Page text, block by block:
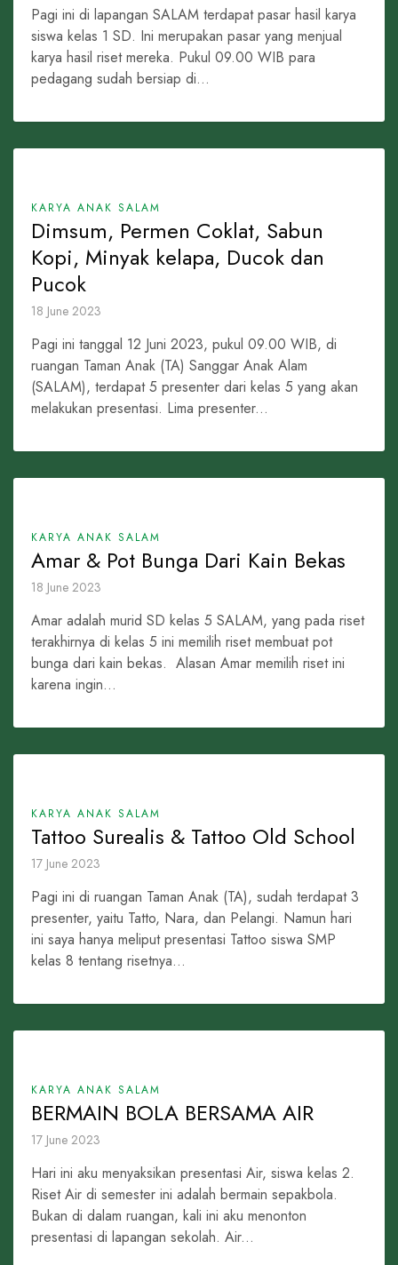
Pagi ini di lapangan SALAM terdapat pasar hasil karya
siswa kelas 1 SD. Ini merupakan pasar yang menjual
karya hasil riset mereka. Pukul 09.00 WIB para
pedagang sudah bersiap di...
KARYA ANAK SALAM
Dimsum, Permen Coklat, Sabun
Kopi, Minyak kelapa, Ducok dan
Pucok
18 June 2023
Pagi ini tanggal 12 Juni 2023, pukul 09.00 WIB, di
ruangan Taman Anak (TA) Sanggar Anak Alam
(SALAM), terdapat 5 presenter dari kelas 5 yang akan
melakukan presentasi. Lima presenter...
KARYA ANAK SALAM
Amar & Pot Bunga Dari Kain Bekas
18 June 2023
Amar adalah murid SD kelas 5 SALAM, yang pada riset
terakhirnya di kelas 5 ini memilih riset membuat pot
bunga dari kain bekas. Alasan Amar memilih riset ini
karena ingin...
KARYA ANAK SALAM
Tattoo Surealis & Tattoo Old School
17 June 2023
Pagi ini di ruangan Taman Anak (TA), sudah terdapat 3
presenter, yaitu Tatto, Nara, dan Pelangi. Namun hari
ini saya hanya meliput presentasi Tattoo siswa SMP
kelas 8 tentang risetnya...
KARYA ANAK SALAM
BERMAIN BOLA BERSAMA AIR
17 June 2023
Hari ini aku menyaksikan presentasi Air, siswa kelas 2.
Riset Air di semester ini adalah bermain sepakbola.
Bukan di dalam ruangan, kali ini aku menonton
presentasi di lapangan sekolah. Air...